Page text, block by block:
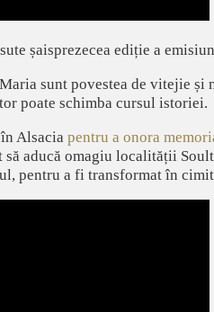
șaisprezecea ediție a
sunt povestea de vitejie și
poate schimba cursul istoriei.
Alsacia pentru a onora
aducă omagiu localității
pentru a fi transformat în